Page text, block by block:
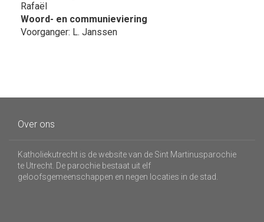
Rafaël
Woord- en communieviering
Voorganger: L. Janssen
Over ons
Katholiekutrecht is de website van de Sint Martinusparochie
te Utrecht. De parochie bestaat uit elf
geloofsgemeenschappen en negen locaties in de stad.